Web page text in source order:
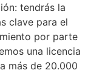
tendrás la
clave para el
por parte
una licencia
más de 20.000